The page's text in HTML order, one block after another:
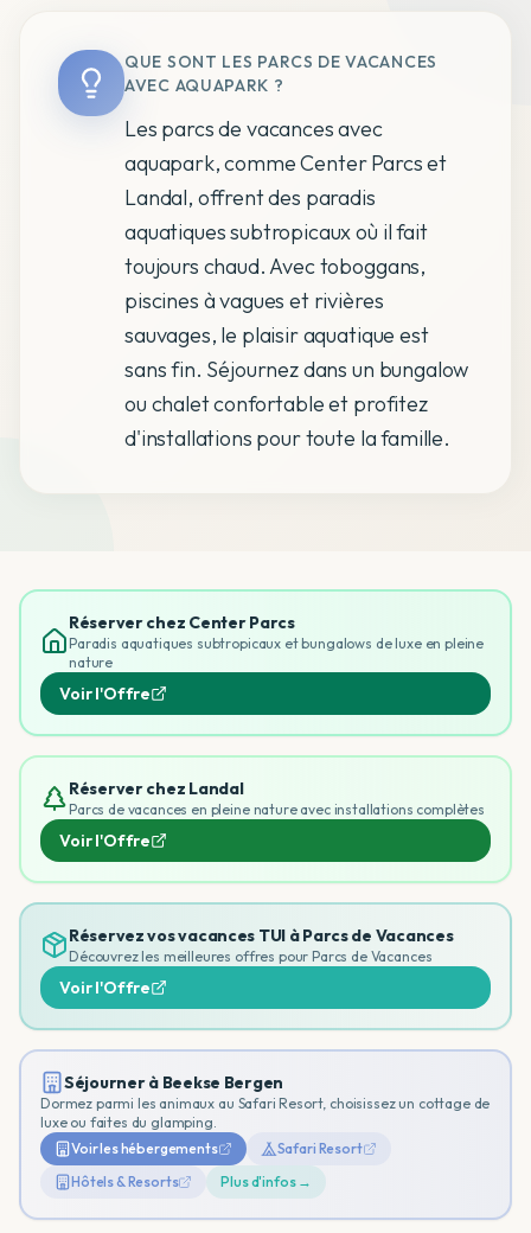
QUE SONT LES PARCS DE VACANCES
AVEC AQUAPARK ?
Les parcs de vacances avec
aquapark, comme Center Parcs et
Landal, offrent des paradis
aquatiques subtropicaux où il fait
toujours chaud. Avec toboggans,
piscines à vagues et rivières
sauvages, le plaisir aquatique est
sans fin. Séjournez dans un bungalow
ou chalet confortable et profitez
d'installations pour toute la famille.
Réserver chez Center Parcs
Paradis aquatiques subtropicaux et bungalows de luxe en pleine
nature
Voir l'Offre
Réserver chez Landal
Parcs de vacances en pleine nature avec installations complètes
Voir l'Offre
Réservez vos vacances TUI àParcs de Vacances
Découvrez les meilleures offres pour Parcs de Vacances
Voir l'Offre
Séjourner à Beekse Bergen
Dormez parmi les animaux au Safari Resort, choisissez un cottage de
luxe ou faites du glamping.
Voir les hébergements
Safari Resort
Hôtels & Resorts
Plus d'infos →